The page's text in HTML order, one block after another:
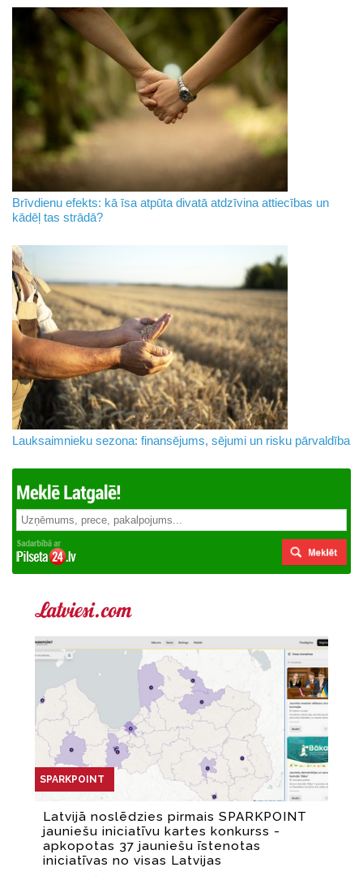
Brīvdienu efekts: kā īsa atpūta divatā atdzīvina attiecības un
kādēļ tas strādā?
Lauksaimnieku sezona: finansējums, sējumi un risku pārvaldība